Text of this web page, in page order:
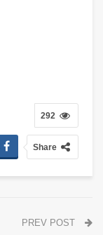
292
Share